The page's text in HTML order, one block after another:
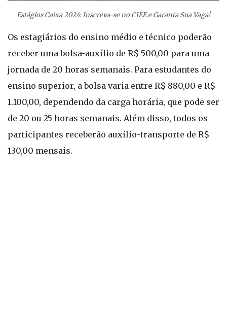
Estágios Caixa 2024: Inscreva-se no CIEE e Garanta Sua Vaga!
Os estagiários do ensino médio e técnico poderão
receber uma bolsa-auxílio de R$ 500,00 para uma
jornada de 20 horas semanais. Para estudantes do
ensino superior, a bolsa varia entre R$ 880,00 e R$
1.100,00, dependendo da carga horária, que pode ser
de 20 ou 25 horas semanais. Além disso, todos os
participantes receberão auxílio-transporte de R$
130,00 mensais.